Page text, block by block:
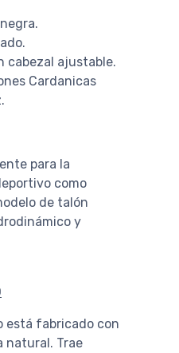
cabezal ajustable.
Cardanicas
para la
como
de talón
y
está fabricado con
natural. Trae